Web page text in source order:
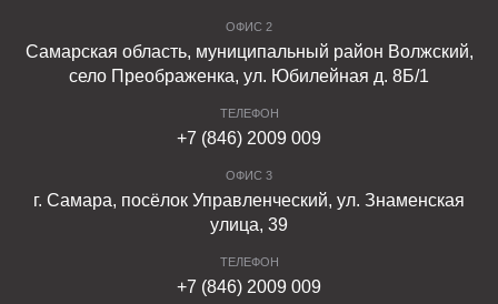
ОФИС 2
Самарская область, муниципальный район Волжский,
село Преображенка, ул. Юбилейная д. 8Б/1
ТЕЛЕФОН
+7 (846) 2009 009
ОФИС 3
г. Самара, посёлок Управленческий, ул. Знаменская
улица, 39
ТЕЛЕФОН
+7 (846) 2009 009